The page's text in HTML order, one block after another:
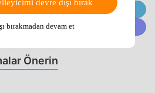
with Endless ProgressYour
resources, and grow
away. Enjoy a seamless idle
upgrades and rewards.🌍
WorldDiscover a dynamic
and opportunity.
unknown lands, and
Telegram Kanalında Katılın
Discord Topluluğunda katılın
Önerin
devre dışı bırak
bırakmadan devam et